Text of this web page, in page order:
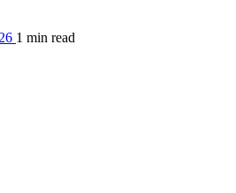
1 min read